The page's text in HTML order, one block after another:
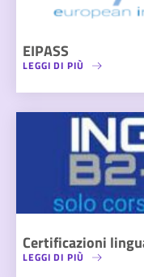
EIPASS
LEGGI DI PIÙ
Certificazioni
LEGGI DI PIÙ